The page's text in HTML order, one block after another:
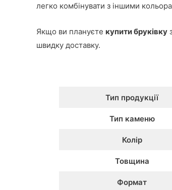
легко комбінувати з іншими
Якщо ви плануєте купити бруківку
швидку доставку.
Тип продукції
Тип каменю
Колір
Товщина
Формат